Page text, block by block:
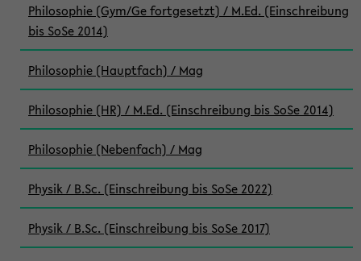
Philosophie (Gym/Ge fortgesetzt) / M.Ed. (Einschreibung
bis SoSe 2014)
Philosophie (Hauptfach) / Mag
Philosophie (HR) / M.Ed. (Einschreibung bis SoSe 2014)
Philosophie (Nebenfach) / Mag
Physik / B.Sc. (Einschreibung bis SoSe 2022)
Physik / B.Sc. (Einschreibung bis SoSe 2017)